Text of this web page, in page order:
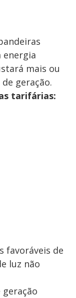
energia
mais ou
geração.
tarifárias:
favoráveis de
luz não
geração